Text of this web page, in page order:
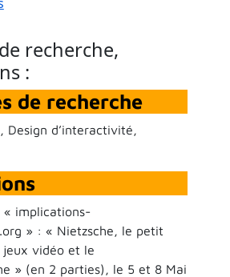
recherche,
:
de recherche
Design d’interactivité,
« implications-
» : « Nietzsche, le petit
jeux vidéo et le
» (en 2 parties), le 5 et 8 Mai